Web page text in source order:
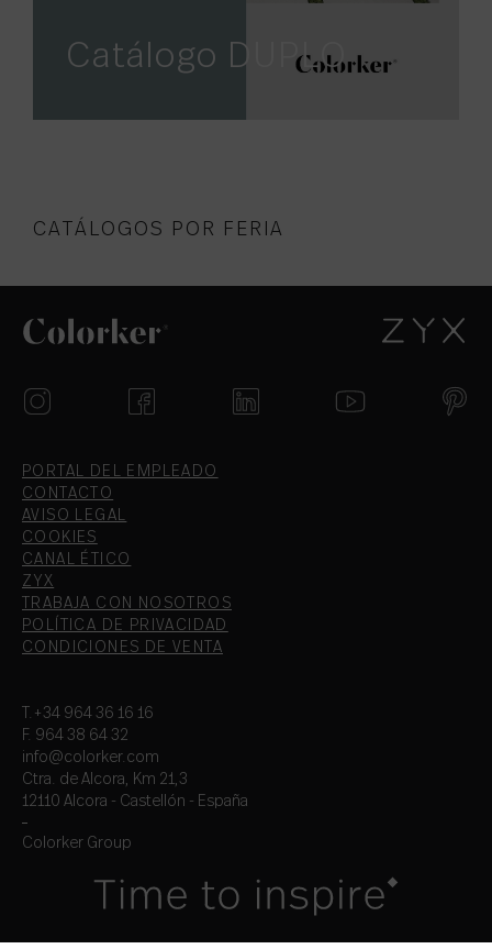
Catálogo DUPLO
CATÁLOGOS POR FERIA
PORTAL DEL EMPLEADO
CONTACTO
AVISO LEGAL
COOKIES
CANAL ÉTICO
ZYX
TRABAJA CON NOSOTROS
POLÍTICA DE PRIVACIDAD
CONDICIONES DE VENTA
T.+34 964 36 16 16
F. 964 38 64 32
info@colorker.com
Ctra. de Alcora, Km 21,3
12110 Alcora - Castellón - España
Colorker Group